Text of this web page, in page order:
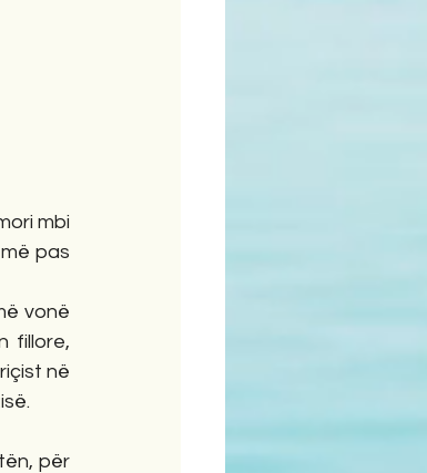
mbi
pas
vonë
fillore,
në
për